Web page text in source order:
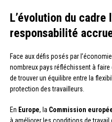
L’évolution du cadre
responsabilité
Face aux défis posés par
nombreux pays réfléchissent à faire
de trouver un équilibre entre la
protection des travailleurs.
En Europe, la Commission